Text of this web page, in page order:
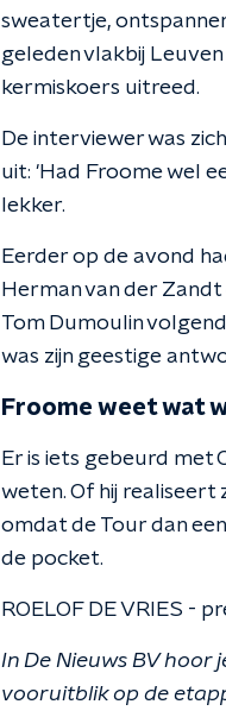
sweatertje,
geleden vlakbij
kermiskoers uitreed.
De interviewer was
uit: 'Had Froome wel
lekker.
Eerder op de avond
Herman van der
Tom Dumoulin
was zijn geestige
Froome weet wat
Er is iets gebeurd met
weten. Of hij realiseert
omdat de Tour dan
de pocket.
ROELOF DE VRIES -
In De Nieuws BV hoor
vooruitblik op de